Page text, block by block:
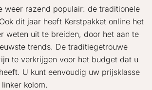
weer razend populair: de traditionele
dit jaar heeft Kerstpakket online het
weten uit te breiden, door het aan te
trends. De traditiegetrouwe
te verkrijgen voor het budget dat u
U kunt eenvoudig uw prijsklasse
kolom.